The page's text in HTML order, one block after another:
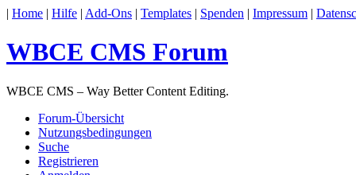
| Home | Hilfe | Add-Ons | Templates | Spenden | Impressum |
WBCE CMS Forum
WBCE CMS – Way Better Content Editing.
Forum-Übersicht
Nutzungsbedingungen
Suche
Registrieren